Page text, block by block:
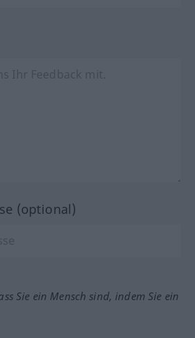
(optional)
Sie ein Mensch sind, indem Sie ein